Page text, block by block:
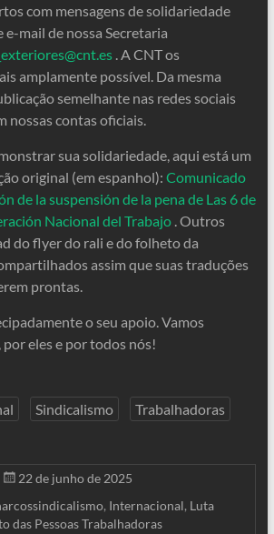
com mensagens de solidariedade
e-mail de nossa Secretaria
. A CNT os
amplamente possível. Da mesma
semelhante nas redes sociais
nossas contas oficiais.
sua solidariedade, aqui está um
original (em espanhol): Comunicado
de la suspensión de la pena de Las 6 de
Nacional del Trabajo. Outros
do flyer do rali e do folheto da
assim que suas traduções
prontas.
o seu apoio. Vamos
eles e por todos nós!
Sindicalismo
Trabalhadoras
22 de junho de 2025
, Internacional, Luta
das Pessoas Trabalhadoras